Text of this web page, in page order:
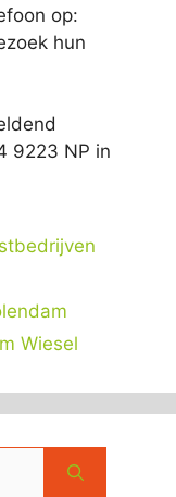
op:
hun
9223 NP in
Wiesel